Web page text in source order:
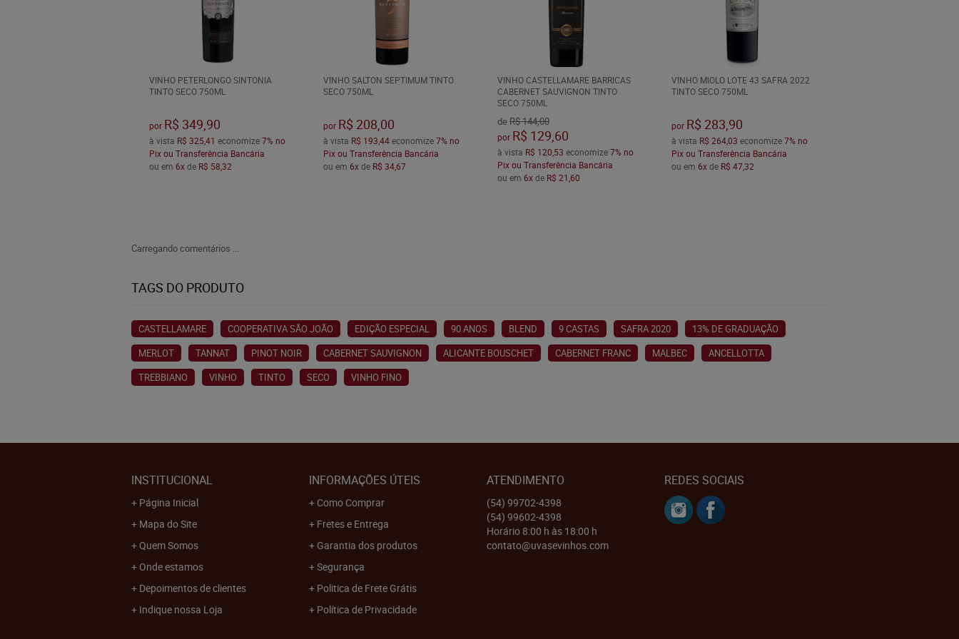
VINHO PETERLONGO SINTONIA
TINTO SECO 750ML
por R$ 349,90
à vista R$ 325,41 economize7% no
Pix ou Transferência Bancária
ou em 6xde R$ 58,32
VINHO SALTON SEPTIMUM TINTO
SECO 750ML
por R$ 208,00
à vista R$ 193,44economize7% no
Pix ou Transferência Bancária
ou em 6xde R$ 34,67
VINHO CASTELLAMARE BARRICAS
CABERNET SAUVIGNON TINTO
SECO 750ML
deR$ 144,00
por R$ 129,60
à vista R$ 120,53 economize7% no
Pix ou Transferência Bancária
ou em 6xde R$ 21,60
VINHO MIOLO LOTE 43 SAFRA 2022
TINTO SECO 750ML
por R$ 283,90
à vista R$ 264,03 economize7% no
Pix ou Transferência Bancária
ou em 6xde R$ 47,32
Carregando comentários ...
TAGS DO PRODUTO
CASTELLAMARE COOPERATIVA SÃO JOÃO EDIÇÃO ESPECIAL 90 ANOS BLEND 9 CASTAS SAFRA 2020
13% DE GRADUAÇÃO
MERLOT
TANNAT PINOT NOIR CABERNET SAUVIGNON ALICANTE BOUSCHET CABERNET FRANC MALBEC
ANCELLOTTA
TREBBIANO
VINHO TINTO SECO VINHO FINO
INSTITUCIONAL
Página Inicial
Mapa do Site
Quem Somos
Onde estamos
Depoimentos de clientes
Indique nossa Loja
INFORMAÇÕES ÚTEIS
Como Comprar
Fretes e Entrega
Garantia dos produtos
Segurança
Politica de Frete Grátis
Política de Privacidade
ATENDIMENTO
(54) 99702-4398
(54) 99602-4398
Horário 8:00 h às 18:00 h
contato@uvasevinhos.com
REDES SOCIAIS